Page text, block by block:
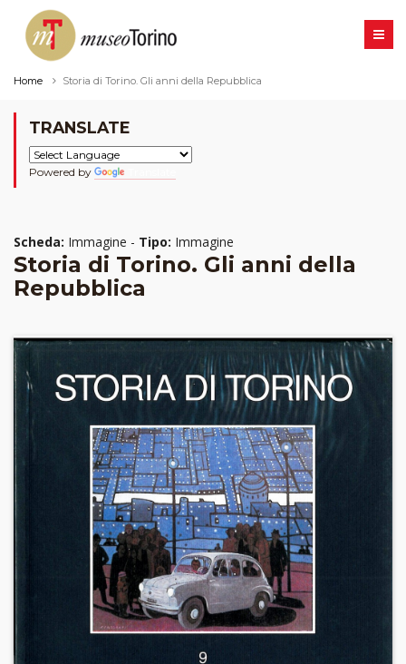
Home Storia di Torino. Gli anni della Repubblica
TRANSLATE
Powered by
Scheda: Immagine - Tipo: Immagine
Storia di Torino. Gli anni della
Repubblica